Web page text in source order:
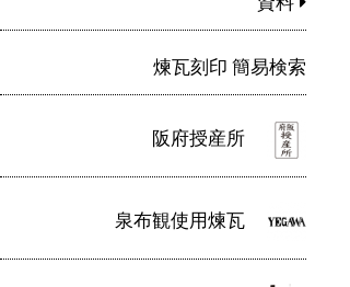
煉瓦刻印 簡易検索
阪府授産所
泉布観使用煉瓦